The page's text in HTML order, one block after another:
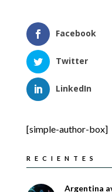
Facebook
Twitter
LinkedIn
[simple-author-box]
RECIENTES
Argentina